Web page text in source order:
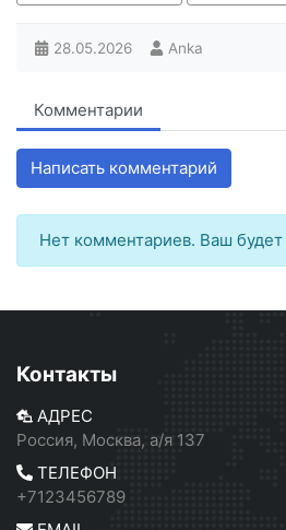
28.05.2026 Anka
Комментарии
Написать комментарий
Нет комментариев. Ваш
Контакты
АДРЕС
Россия, Москва, а/я 137
ТЕЛЕФОН
+7123456789